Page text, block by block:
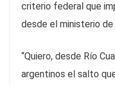
criterio federal que
desde el ministerio de
“Quiero, desde Río
argentinos el salto